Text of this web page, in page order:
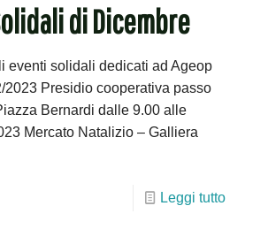
di Dicembre
eventi solidali dedicati ad Ageop
2023 Presidio cooperativa passo
Bernardi dalle 9.00 alle
Mercato Natalizio – Galliera
Leggi tutto